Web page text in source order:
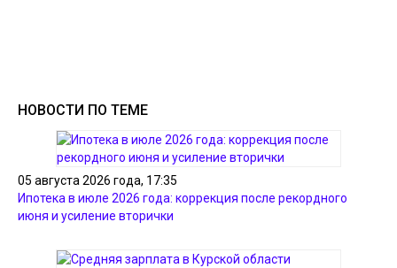
НОВОСТИ ПО ТЕМЕ
05 августа 2026 года, 17:35
Ипотека в июле 2026 года: коррекция после рекордного
июня и усиление вторички